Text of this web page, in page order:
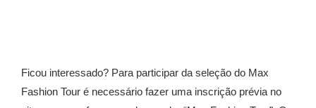
Ficou interessado? Para participar da seleção do Max
Fashion Tour é necessário fazer uma inscrição prévia no